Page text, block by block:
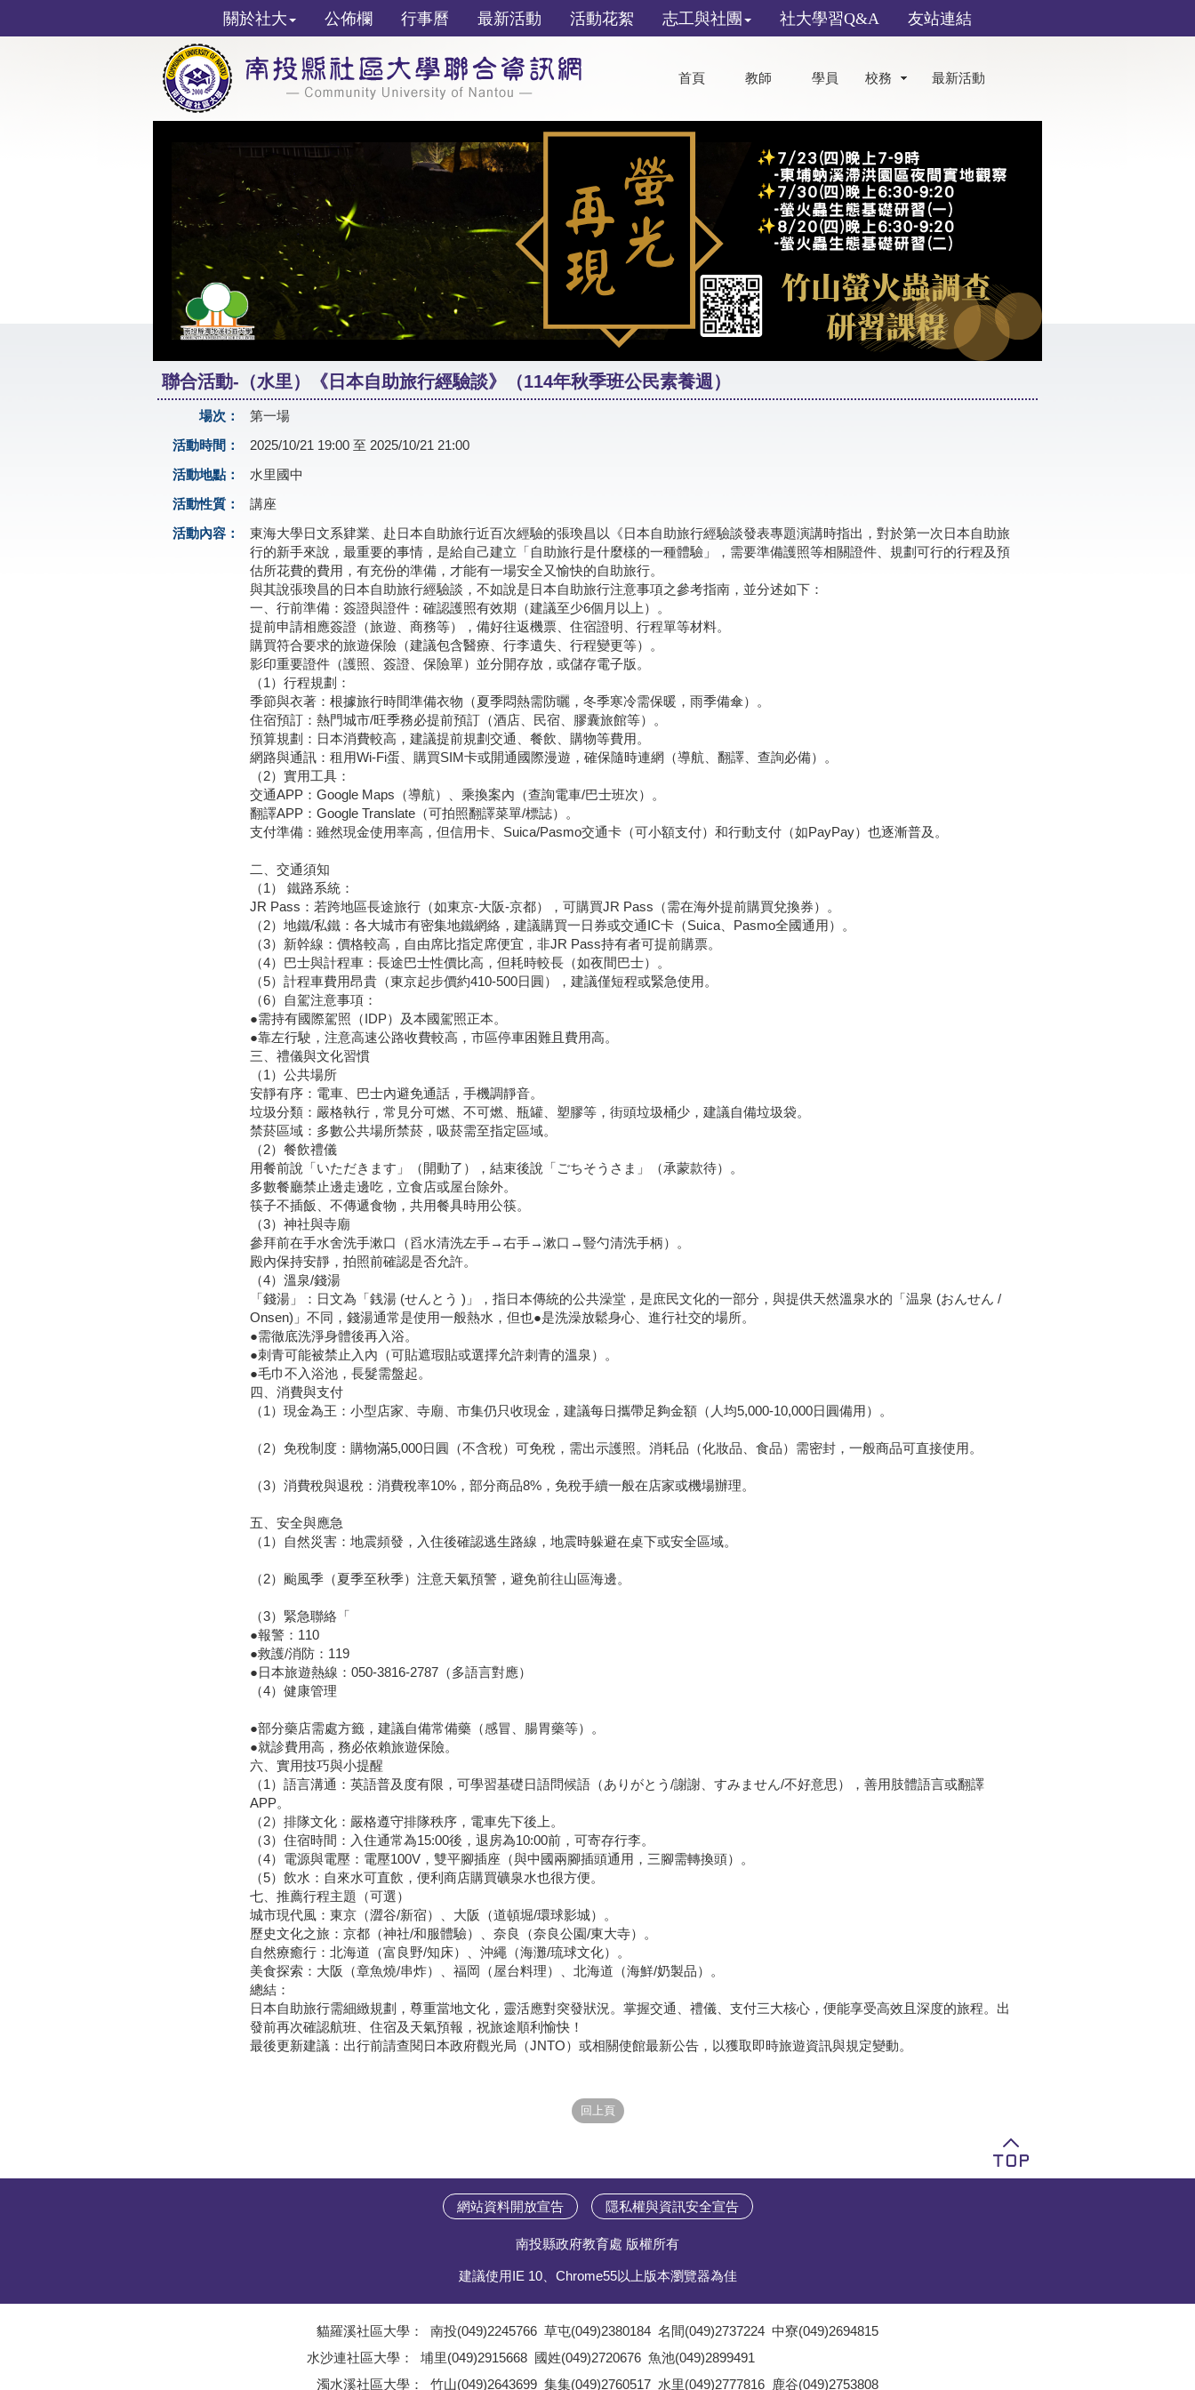
關於社大 公佈欄 行事曆 最新活動 活動花絮 志工與社團 社大學習Q&A 友站連結
首頁 教師 學員 校務 最新活動
聯合活動-（水里）《日本自助旅行經驗談》（114年秋季班公民素養週）
場次：
第一場
活動時間：
2025/10/21 19:00 至 2025/10/21 21:00
活動地點：
水里國中
活動性質：
講座
活動內容：
東海大學日文系肄業、赴日本自助旅行近百次經驗的張瑍昌以《日本自助旅行經驗談發表專題演講時指出，對於第一次日本自助旅
行的新手來說，最重要的事情，是給自己建立「自助旅行是什麼樣的一種體驗」，需要準備護照等相關證件、規劃可行的行程及預
估所花費的費用，有充份的準備，才能有一場安全又愉快的自助旅行。
與其說張瑍昌的日本自助旅行經驗談，不如說是日本自助旅行注意事項之參考指南，並分述如下：
一、行前準備：簽證與證件：確認護照有效期（建議至少6個月以上）。
提前申請相應簽證（旅遊、商務等），備好往返機票、住宿證明、行程單等材料。
購買符合要求的旅遊保險（建議包含醫療、行李遺失、行程變更等）。
影印重要證件（護照、簽證、保險單）並分開存放，或儲存電子版。
（1）行程規劃：
季節與衣著：根據旅行時間準備衣物（夏季悶熱需防曬，冬季寒冷需保暖，雨季備傘）。
住宿預訂：熱門城市/旺季務必提前預訂（酒店、民宿、膠囊旅館等）。
預算規劃：日本消費較高，建議提前規劃交通、餐飲、購物等費用。
網路與通訊：租用Wi-Fi蛋、購買SIM卡或開通國際漫遊，確保隨時連網（導航、翻譯、查詢必備）。
（2）實用工具：
交通APP：Google Maps（導航）、乘換案內（查詢電車/巴士班次）。
翻譯APP：Google Translate（可拍照翻譯菜單/標誌）。
支付準備：雖然現金使用率高，但信用卡、Suica/Pasmo交通卡（可小額支付）和行動支付（如PayPay）也逐漸普及。
二、交通須知
（1） 鐵路系統：
JR Pass：若跨地區長途旅行（如東京-大阪-京都），可購買JR Pass（需在海外提前購買兌換券）。
（2）地鐵/私鐵：各大城市有密集地鐵網絡，建議購買一日券或交通IC卡（Suica、Pasmo全國通用）。
（3）新幹線：價格較高，自由席比指定席便宜，非JR Pass持有者可提前購票。
（4）巴士與計程車：長途巴士性價比高，但耗時較長（如夜間巴士）。
（5）計程車費用昂貴（東京起步價約410-500日圓），建議僅短程或緊急使用。
（6）自駕注意事項：
●需持有國際駕照（IDP）及本國駕照正本。
●靠左行駛，注意高速公路收費較高，市區停車困難且費用高。
三、禮儀與文化習慣
（1）公共場所
安靜有序：電車、巴士內避免通話，手機調靜音。
垃圾分類：嚴格執行，常見分可燃、不可燃、瓶罐、塑膠等，街頭垃圾桶少，建議自備垃圾袋。
禁菸區域：多數公共場所禁菸，吸菸需至指定區域。
（2）餐飲禮儀
用餐前說「いただきます」（開動了），結束後說「ごちそうさま」（承蒙款待）。
多數餐廳禁止邊走邊吃，立食店或屋台除外。
筷子不插飯、不傳遞食物，共用餐具時用公筷。
（3）神社與寺廟
參拜前在手水舍洗手漱口（舀水清洗左手→右手→漱口→豎勺清洗手柄）。
殿內保持安靜，拍照前確認是否允許。
（4）溫泉/錢湯
「錢湯」：日文為「銭湯 (せんとう )」，指日本傳統的公共澡堂，是庶民文化的一部分，與提供天然溫泉水的「温泉 (おんせん /
Onsen)」不同，錢湯通常是使用一般熱水，但也●是洗澡放鬆身心、進行社交的場所。
●需徹底洗淨身體後再入浴。
●刺青可能被禁止入內（可貼遮瑕貼或選擇允許刺青的溫泉）。
●毛巾不入浴池，長髮需盤起。
四、消費與支付
（1）現金為王：小型店家、寺廟、市集仍只收現金，建議每日攜帶足夠金額（人均5,000-10,000日圓備用）。
（2）免稅制度：購物滿5,000日圓（不含稅）可免稅，需出示護照。消耗品（化妝品、食品）需密封，一般商品可直接使用。
（3）消費稅與退稅：消費稅率10%，部分商品8%，免稅手續一般在店家或機場辦理。
五、安全與應急
（1）自然災害：地震頻發，入住後確認逃生路線，地震時躲避在桌下或安全區域。
（2）颱風季（夏季至秋季）注意天氣預警，避免前往山區海邊。
（3）緊急聯絡「
●報警：110
●救護/消防：119
●日本旅遊熱線：050-3816-2787（多語言對應）
（4）健康管理
●部分藥店需處方籤，建議自備常備藥（感冒、腸胃藥等）。
●就診費用高，務必依賴旅遊保險。
六、實用技巧與小提醒
（1）語言溝通：英語普及度有限，可學習基礎日語問候語（ありがとう/謝謝、すみません/不好意思），善用肢體語言或翻譯
APP。
（2）排隊文化：嚴格遵守排隊秩序，電車先下後上。
（3）住宿時間：入住通常為15:00後，退房為10:00前，可寄存行李。
（4）電源與電壓：電壓100V，雙平腳插座（與中國兩腳插頭通用，三腳需轉換頭）。
（5）飲水：自來水可直飲，便利商店購買礦泉水也很方便。
七、推薦行程主題（可選）
城市現代風：東京（澀谷/新宿）、大阪（道頓堀/環球影城）。
歷史文化之旅：京都（神社/和服體驗）、奈良（奈良公園/東大寺）。
自然療癒行：北海道（富良野/知床）、沖繩（海灘/琉球文化）。
美食探索：大阪（章魚燒/串炸）、福岡（屋台料理）、北海道（海鮮/奶製品）。
總結：
日本自助旅行需細緻規劃，尊重當地文化，靈活應對突發狀況。掌握交通、禮儀、支付三大核心，便能享受高效且深度的旅程。出
發前再次確認航班、住宿及天氣預報，祝旅途順利愉快！
最後更新建議：出行前請查閱日本政府觀光局（JNTO）或相關使館最新公告，以獲取即時旅遊資訊與規定變動。
網站資料開放宣告 隱私權與資訊安全宣告
南投縣政府教育處 版權所有
建議使用IE 10、Chrome55以上版本瀏覽器為佳
貓羅溪社區大學： 南投(049)2245766 草屯(049)2380184 名間(049)2737224 中寮(049)2694815
水沙連社區大學： 埔里(049)2915668 國姓(049)2720676 魚池(049)2899491
濁水溪社區大學： 竹山(049)2643699 集集(049)2760517 水里(049)2777816 鹿谷(049)2753808